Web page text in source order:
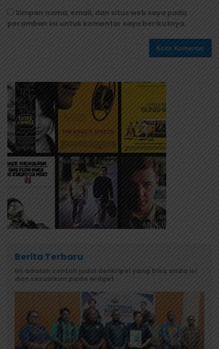
Simpan nama, email, dan situs web saya pada
peramban ini untuk komentar saya berikutnya.
Berita Terbaru
Ini adalah contoh judul deskripsi yang bisa anda isi
dan sesuaikan pada widget